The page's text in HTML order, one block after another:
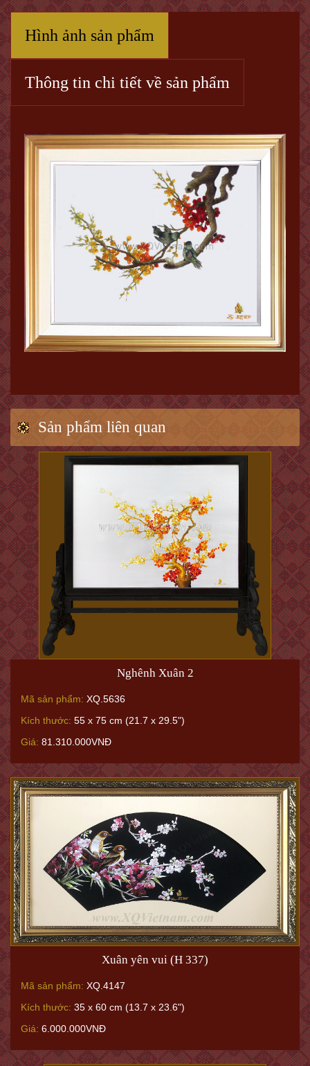
Hình ảnh sản phẩm
Thông tin chi tiết về sản phẩm
Sản phẩm liên quan
Nghênh Xuân 2
Mã sản phẩm: XQ.5636
Kích thước: 55 x 75 cm (21.7 x 29.5")
Giá: 81.310.000VNĐ
Xuân yên vui (H 337)
Mã sản phẩm: XQ.4147
Kích thước: 35 x 60 cm (13.7 x 23.6")
Giá: 6.000.000VNĐ